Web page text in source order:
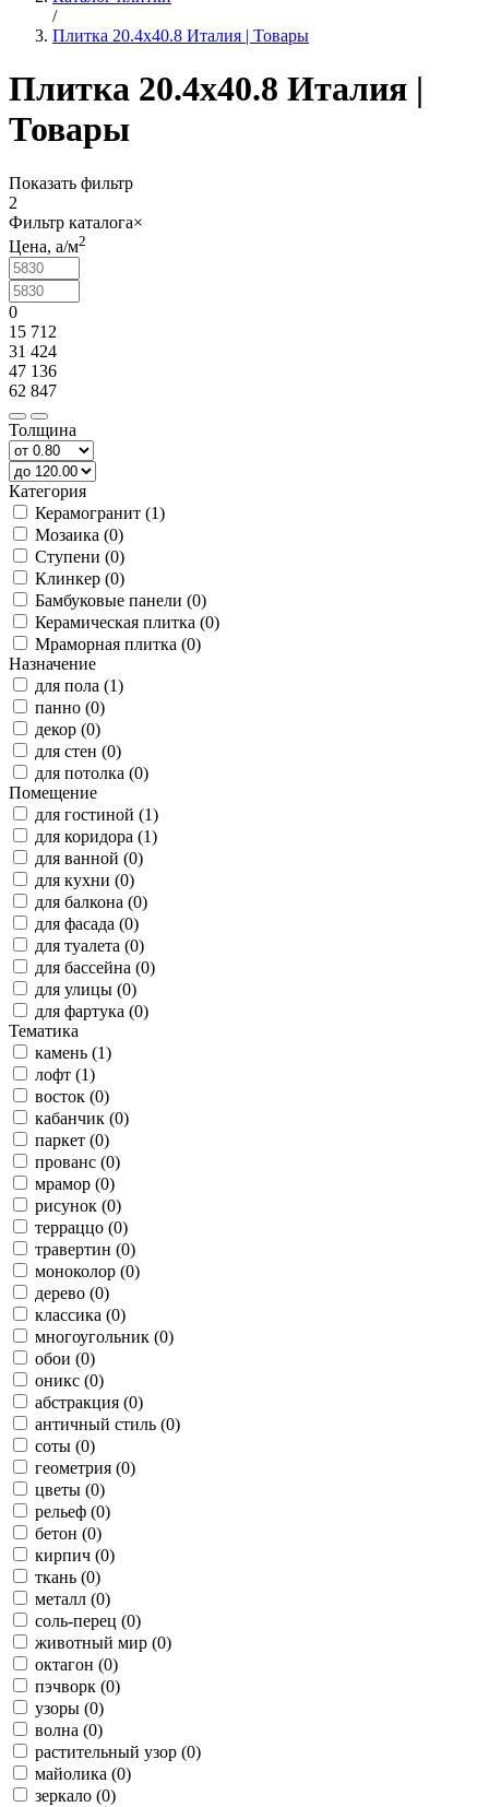
/
Плитка 20.4x40.8 Италия | Товары
Плитка 20.4x40.8 Италия |
Товары
Показать фильтр
2
Фильтр каталога×
Цена, a/м2
0
15 712
31 424
47 136
62 847
Толщина
Категория
Керамогранит (1)
Мозаика (0)
Ступени (0)
Клинкер (0)
Бамбуковые панели (0)
Керамическая плитка (0)
Мраморная плитка (0)
Назначение
для пола (1)
панно (0)
декор (0)
для стен (0)
для потолка (0)
Помещение
для гостиной (1)
для коридора (1)
для ванной (0)
для кухни (0)
для балкона (0)
для фасада (0)
для туалета (0)
для бассейна (0)
для улицы (0)
для фартука (0)
Тематика
камень (1)
лофт (1)
восток (0)
кабанчик (0)
паркет (0)
прованс (0)
мрамор (0)
рисунок (0)
терраццо (0)
травертин (0)
моноколор (0)
дерево (0)
классика (0)
многоугольник (0)
обои (0)
оникс (0)
абстракция (0)
античный стиль (0)
соты (0)
геометрия (0)
цветы (0)
рельеф (0)
бетон (0)
кирпич (0)
ткань (0)
металл (0)
соль-перец (0)
животный мир (0)
октагон (0)
пэчворк (0)
узоры (0)
волна (0)
растительный узор (0)
майолика (0)
зеркало (0)